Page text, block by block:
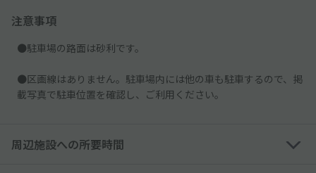
注意事項
●駐車場の路面は砂利です。
●区画線はありません。駐車場内には他の車も駐車するので、掲
載写真で駐車位置を確認し、ご利用ください。
周辺施設への所要時間